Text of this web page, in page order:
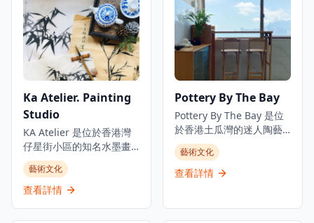
Ka Atelier. Painting
Studio
KA Atelier 是位於香港灣
仔星街小區的知名水墨畫
工作室，提供廣受歡迎的
水墨畫課程和獨特的創意
工作坊。工作室真正融合
藝術文化
查看詳情
Pottery By The Bay
Pottery By The Bay 是位
於香港土瓜灣的迷人陶藝
工作室，專注於手工製作
的陶瓷作品，展現出受海
岸主題啟發的獨特設計。
藝術文化
查看詳情